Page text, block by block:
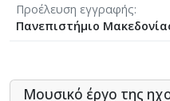
Προέλευση εγγραφής
Πανεπιστήμιο
Μουσικό έργο της